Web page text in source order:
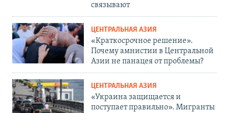
связывают
ЦЕНТРАЛЬНАЯ АЗИЯ
«Краткосрочное решение».
Почему амнистии в Центральной
Азии не панацея от проблемы?
ЦЕНТРАЛЬНАЯ АЗИЯ
«Украина защищается и
поступает правильно». Мигранты